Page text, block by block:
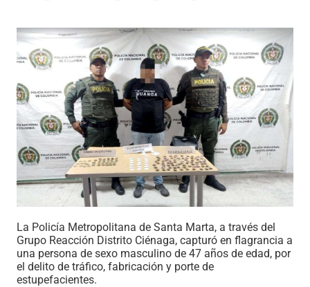
La Policía Metropolitana de Santa Marta, a través del
Grupo Reacción Distrito Ciénaga, capturó en flagrancia a
una persona de sexo masculino de 47 años de edad, por
el delito de tráfico, fabricación y porte de
estupefacientes.